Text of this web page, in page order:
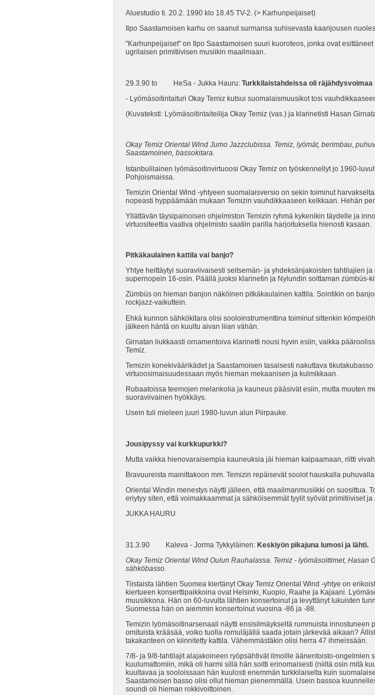
Aluestudio ti. 20.2. 1990 klo 18.45 TV-2. (> Karhunpeijaiset)
Ilpo Saastamoisen karhu on saanut surmansa suhisevasta kaarijousen
"Karhunpeijaiset" on Ilpo Saastamoisen suuri kuoroteos, jonka ovat
ugrilaisen primitiivisen musiikin maailmaan.
29.3.90 to HeSa - Jukka Hauru: Turkkilaistahdeissa oli räjähdysvoimaa
- Lyömäsoitintaituri Okay Temiz kutsui suomalaismuusikot tosi
(Kuvateksti: Lyömäsoitintaiteilija Okay Temiz (vas.) ja klarinetisti Hasan
Okay Temiz Oriental Wind Jumo Jazzclubissa. Temiz, lyömät, berimbau,
Saastamoinen, bassokitara.
Istanbulilainen lyömäsoitinvirtuoosi Okay Temiz on työskennellyt jo 1960-
Pohjoismaissa.
Temizin Oriental Wind -yhtyeen suomalaisversio on sekin toiminut
nopeasti hyppäämään mukaan Temizin vauhdikkaaseen kelkkaan. Hehän
Yllättävän täysipainoisen ohjelmiston Temizin ryhmä kykenikin täydelle ja
virtuositeettia vaativa ohjelmisto saatiin parilla harjoituksella hienosti kasaan.
Pitkäkaulainen kattila vai banjo?
Yhtye heittäytyi suoraviivaisesti seitsemän- ja yhdeksänjakoisten tahtilajien
supernopein 16-osin. Päällä juoksi klarinetin ja Nylundin soittaman zümbüs-
Zümbüs on hieman banjon näköinen pitkäkaulainen kattila. Sointikin on
rockjazz-vaikuttein.
Ehkä kunnon sähkökitara olisi sooloinstrumenttina toiminut sittenkin
jälkeen häntä on kuultu aivan liian vähän.
Girnatan liukkaasti ornamentoiva klarinetti nousi hyvin esiin, vaikka
Temiz.
Temizin konekiväärikädet ja Saastamoisen tasaisesti nakuttava
virtuoosimaisuudessaan myös hieman mekaanisen ja kulmikkaan.
Rubaatoissa teemojen melankolia ja kauneus pääsivät esiin, mutta muuten
suoraviivainen hyökkäys.
Usein tuli mieleen juuri 1980-luvun alun Piirpauke.
Jousipyssy vai kurkkupurkki?
Mutta vaikka hienovaraisempia kauneuksia jäi hieman kaipaamaan, riitti
Bravuureista mainittakoon mm. Temizin repäisevät soolot hauskalla
Oriental Windin menestys näytti jälleen, että maailmanmusiikki on suosittua.
eriytyy siten, että voimakkaammat ja sähköisemmät tyylit syövät primitiiviset
JUKKA HAURU
31.3.90 Kaleva - Jorma Tykkyläinen: Keskiyön pikajuna lumosi ja lähti.
Okay Temiz Oriental Wind Oulun Rauhalassa. Temiz - lyömäsoittimet,
sähköbasso.
Tiistaista lähtien Suomea kiertänyt Okay Temiz Oriental Wind -yhtye on
kiertueen konserttipaikkoina ovat Helsinki, Kuopio, Raahe ja Kajaani.
muusikkona. Hän on 60-luvulta lähtien konsertoinut ja levyttänyt lukuisten
Suomessa hän on aiemmin konsertoinut vuosina -86 ja -88.
Temizin lyömäsoitinarsenaali näytti ensisilmäykseltä rummuista
omituista krääsää, voiko tuolla romuläjällä saada jotain järkevää aikaan?
takakanteen on kiinnitetty kattila. Vähemmästäkin olisi herra 47 ihmeissään.
7/8- ja 9/8-tahtilajit alajakoineen ryöpsähtivät ilmoille äänentoisto-
kuulumattomiin, mikä oli harmi sillä hän soitti erinomaisesti (niiltä osin mitä
kuultavaa ja sooloissaan hän kuulosti enemmän turkkilaiselta kuin
Saastamoisen basso olisi ollut hieman pienemmällä. Usein bassoa
soundi oli hieman rokkivoittoinen.